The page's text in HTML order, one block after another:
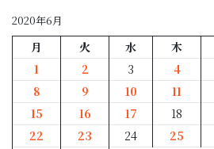
2020年6月
月 火 水 木
1
2 3 4
8
9 10 11
15
16 17 18
22
23 24 25